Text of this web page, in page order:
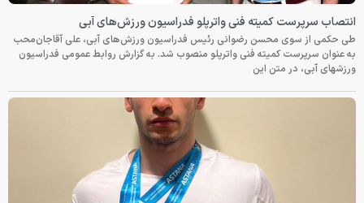
انتصاب سرپرست کمیته فنی واترپلو فدراسیون ورزش‌های آبی
طی حکمی از سوی محسن رضوانی رئیس فدراسیون ورزش‌های آبی، علی آقاجان‌محب
به عنوان سرپرست کمیته فنی واترپلو منصوب شد. به گزارش روابط عمومی فدراسیون
ورزشهای آبی، در متن این